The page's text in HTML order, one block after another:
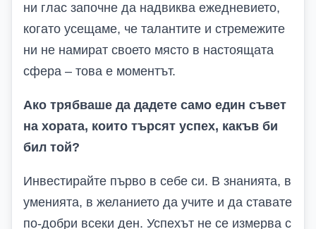
ни глас започне да надвиква ежедневието,
когато усещаме, че талантите и стремежите
ни не намират своето място в настоящата
сфера – това е моментът.
Ако трябваше да дадете само един съвет
на хората, които търсят успех, какъв би
бил той?
Инвестирайте първо в себе си. В знанията, в
уменията, в желанието да учите и да ставате
по-добри всеки ден. Успехът не се измерва с